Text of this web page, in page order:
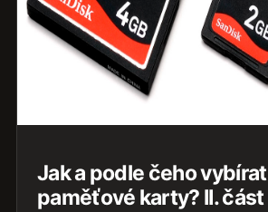
Jak a podle čeho vybírat
paměťové karty? II. část